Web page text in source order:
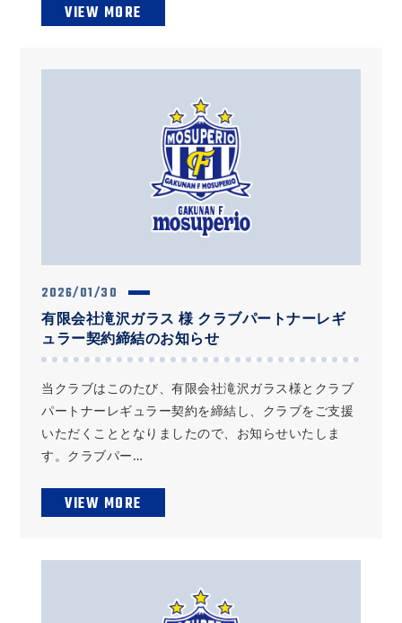
VIEW MORE
2026/01/30
有限会社滝沢ガラス 様 クラブパートナーレギ
ュラー契約締結のお知らせ
当クラブはこのたび、有限会社滝沢ガラス様とクラブ
パートナーレギュラー契約を締結し、クラブをご支援
いただくこととなりましたので、お知らせいたしま
す。クラブパー…
VIEW MORE